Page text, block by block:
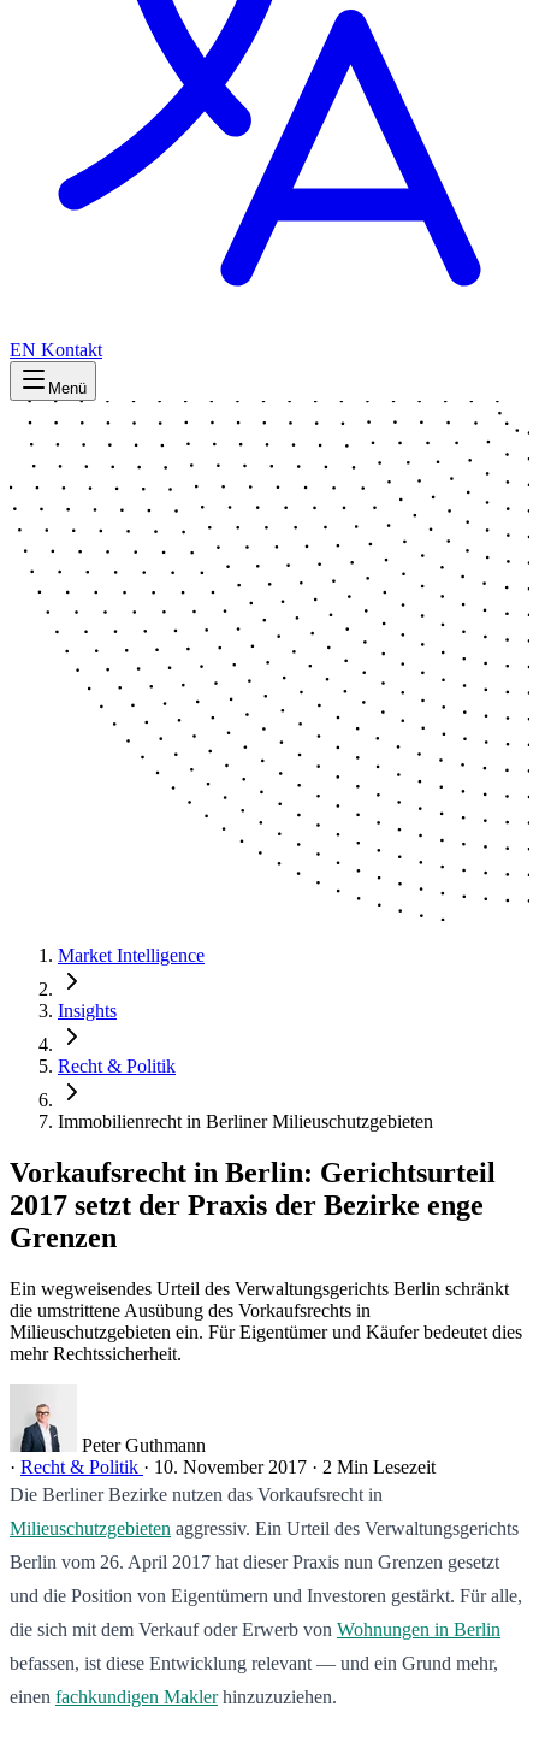
EN Kontakt
Menü
Market Intelligence
Insights
Recht & Politik
Immobilienrecht in Berliner Milieuschutzgebieten
Vorkaufsrecht in Berlin: Gerichtsurteil
2017 setzt der Praxis der Bezirke enge
Grenzen
Ein wegweisendes Urteil des Verwaltungsgerichts Berlin schränkt
die umstrittene Ausübung des Vorkaufsrechts in
Milieuschutzgebieten ein. Für Eigentümer und Käufer bedeutet dies
mehr Rechtssicherheit.
Peter Guthmann
· Recht & Politik · 10. November 2017 · 2 Min Lesezeit
Die Berliner Bezirke nutzen das Vorkaufsrecht in
Milieuschutzgebieten aggressiv. Ein Urteil des Verwaltungsgerichts
Berlin vom 26. April 2017 hat dieser Praxis nun Grenzen gesetzt
und die Position von Eigentümern und Investoren gestärkt. Für alle,
die sich mit dem Verkauf oder Erwerb von Wohnungen in Berlin
befassen, ist diese Entwicklung relevant — und ein Grund mehr,
einen fachkundigen Maklerhinzuzuziehen.